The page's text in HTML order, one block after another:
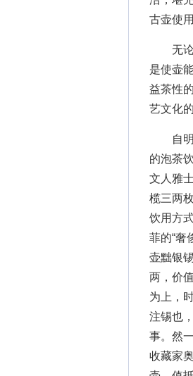
古壶使
无论用
是使壶
益茶性
艺文化
自明
的泡茶
文人雅
榄三两
饮用方
菲的“奢
壶黜银
两，价
为上，
注锡也
事。然
收藏家